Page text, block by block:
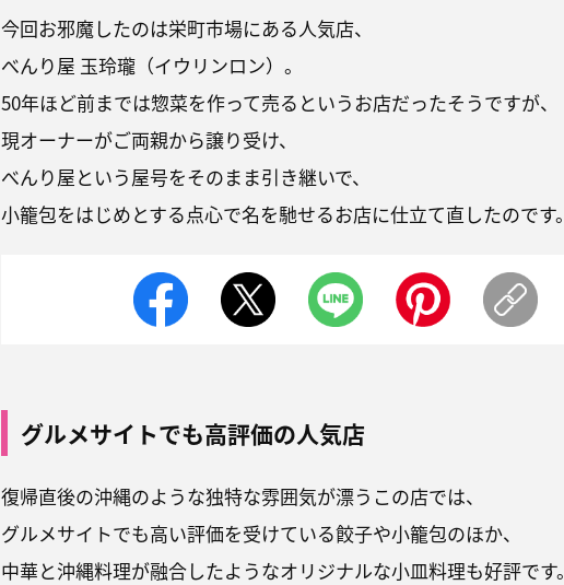
今回お邪魔したのは栄町市場にある人気店、
べんり屋 玉玲瓏（イウリンロン）。
50年ほど前までは惣菜を作って売るというお店だったそうですが、
現オーナーがご両親から譲り受け、
べんり屋という屋号をそのまま引き継いで、
小籠包をはじめとする点心で名を馳せるお店に仕立て直したのです。
グルメサイトでも高評価の人気店
復帰直後の沖縄のような独特な雰囲気が漂うこの店では、
グルメサイトでも高い評価を受けている餃子や小籠包のほか、
中華と沖縄料理が融合したようなオリジナルな小皿料理も好評です。